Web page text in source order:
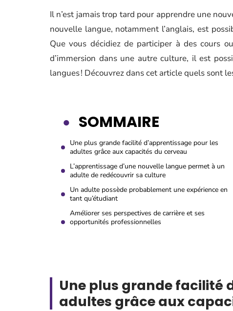
Il n’est jamais trop tard pour apprendre une
nouvelle langue, notamment l’anglais, est
Que vous décidiez de participer à des cours
d’immersion dans une autre culture, il est
langues ! Découvrez dans cet article quels sont
SOMMAIRE
Une plus grande facilité d’apprentissage pour les
adultes grâce aux capacités du cerveau
L’apprentissage d’une nouvelle langue permet à un
adulte de redécouvrir sa culture
Un adulte possède probablement une expérience en
tant qu’étudiant
Améliorer ses perspectives de carrière et ses
opportunités professionnelles
Une plus grande facilité
adultes grâce aux